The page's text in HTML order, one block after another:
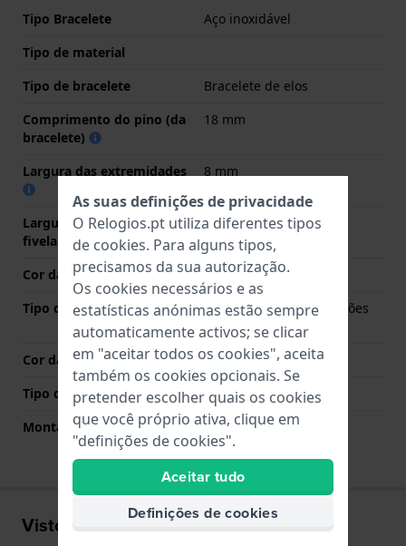
Tipo Bracelete
Aço inoxidável
Tipo de material
Tipo de bracelete
Bracelete de elos
Comprimento do pino (da
bracelete)
18 mm
Largura das extremidades 8 mm
Largura da bracelete na
fivela
16 mm
Cor da bracelete
Ouro rosa
Tipo de Fecho
Fivela dobrável com botões
de pressão
Cor da fivela
Ouro rosa
Tipo de montagem
Pinos de pressão
Montagem Reta
Não
Visto recentemente
As suas definições de privacidade
O Relogios.pt utiliza diferentes tipos
de cookies. Para alguns tipos,
precisamos da sua autorização.
Os cookies necessários e as
estatísticas anónimas estão sempre
automaticamente activos; se clicar
em "aceitar todos os cookies", aceita
também os cookies opcionais. Se
pretender escolher quais os cookies
que você próprio ativa, clique em
"definições de cookies".
Aceitar tudo
Definições de cookies